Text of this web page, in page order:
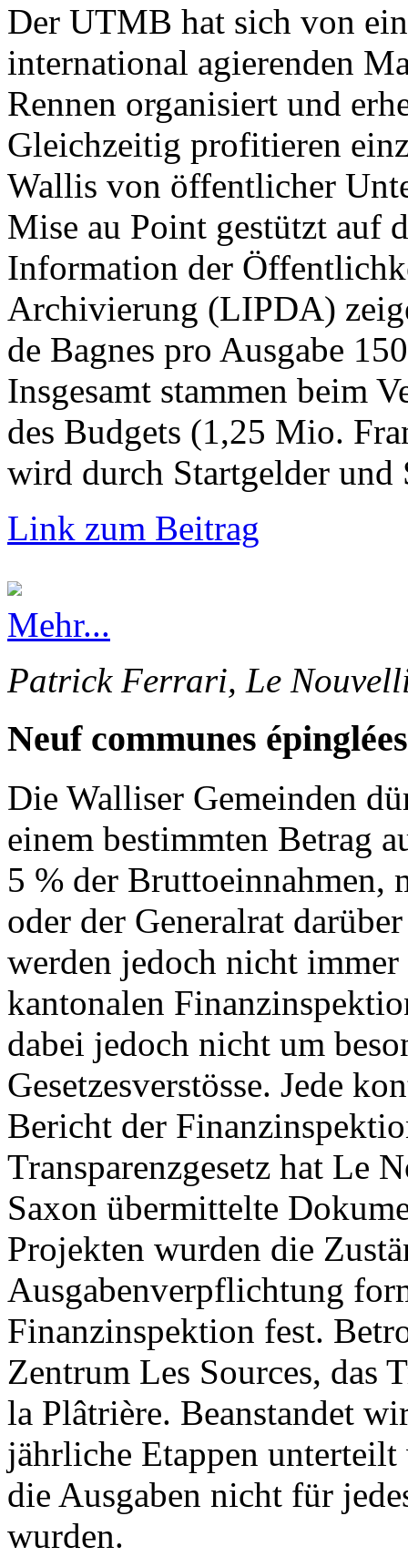
Der UTMB hat sich von
international agierenden
Rennen organisiert und
Gleichzeitig profitieren
Wallis von öffentlicher
Mise au Point gestützt auf
Information der
Archivierung (LIPDA)
de Bagnes pro Ausgabe
Insgesamt stammen beim
des Budgets (1,25 Mio.
wird durch Startgelder und
Link zum Beitrag
Mehr...
Patrick Ferrari, Le
Neuf communes épinglées
Die Walliser Gemeinden
einem bestimmten Betrag
5 % der Bruttoeinnahmen,
oder der Generalrat
werden jedoch nicht
kantonalen
dabei jedoch nicht um
Gesetzesverstösse. Jede
Bericht der
Transparenzgesetz hat Le
Saxon übermittelte
Projekten wurden die
Ausgabenverpflichtung
Finanzinspektion fest.
Zentrum Les Sources, das
la Plâtrière. Beanstandet
jährliche Etappen unterteilt
die Ausgaben nicht für
wurden.